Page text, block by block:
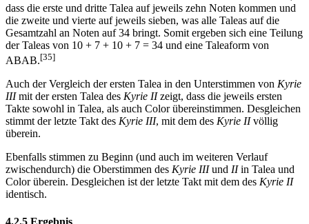
dass die erste und dritte Talea auf jeweils zehn Noten kommen und
die zweite und vierte auf jeweils sieben, was alle Taleas auf die
Gesamtzahl an Noten auf 34 bringt. Somit ergeben sich eine Teilung
der Taleas von 10 + 7 + 10 + 7 = 34 und eine Taleaform von
ABAB.[35]
Auch der Vergleich der ersten Talea in den Unterstimmen von Kyrie
IIImit der ersten Talea des Kyrie IIzeigt, dass die jeweils ersten
Takte sowohl in Talea, als auch Color übereinstimmen. Desgleichen
stimmt der letzte Takt des Kyrie III, mit dem des Kyrie IIvöllig
überein.
Ebenfalls stimmen zu Beginn (und auch im weiteren Verlauf
zwischendurch) die Oberstimmen des Kyrie IIIund IIin Talea und
Color überein. Desgleichen ist der letzte Takt mit dem des Kyrie II
identisch.
4.2.5 Ergebnis